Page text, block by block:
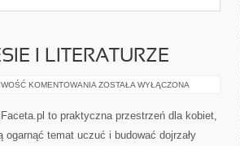
I LITERATURZE
KOMENTOWANIA ZWIĄZKI
I
ZOSTAŁA WYŁĄCZONA
to praktyczna przestrzeń dla kobiet,
ogarnąć temat uczuć i budować dojrzały